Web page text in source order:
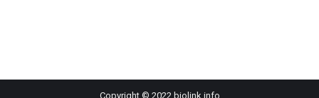
Copyright © 2022 biolink.info